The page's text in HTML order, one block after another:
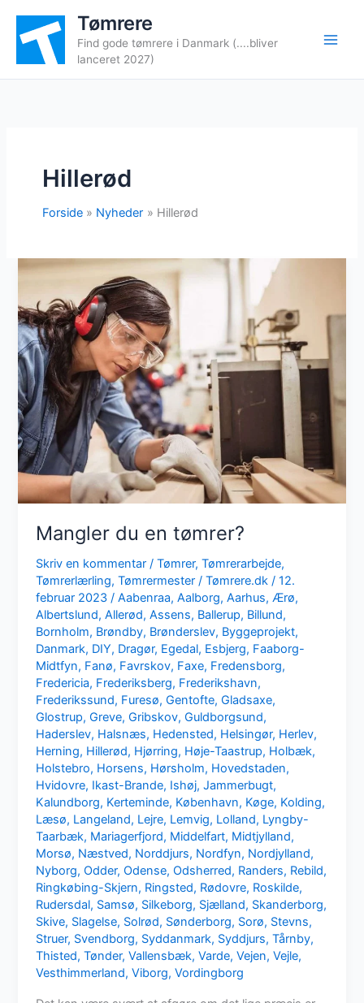
indholdet
Tømrere
Find gode tømrere i Danmark (....bliver
lanceret 2027)
Hillerød
Forside Nyheder Hillerød
Mangler du en tømrer?
Skriv en kommentar /Tømrer,Tømrerarbejde,
Tømrerlærling,Tømrermester /Tømrere.dk/12.
februar 2023/Aabenraa,Aalborg,Aarhus,Ærø,
Albertslund,Allerød,Assens, Ballerup, Billund,
Bornholm, Brøndby, Brønderslev, Byggeprojekt,
Danmark, DIY, Dragør, Egedal, Esbjerg, Faaborg-
Midtfyn, Fanø, Favrskov, Faxe, Fredensborg,
Fredericia, Frederiksberg, Frederikshavn,
Frederikssund, Furesø,Gentofte,Gladsaxe,
Glostrup,Greve,Gribskov,Guldborgsund,
Haderslev, Halsnæs, Hedensted, Helsingør, Herlev,
Herning, Hillerød, Hjørring, Høje-Taastrup, Holbæk,
Holstebro, Horsens, Hørsholm, Hovedstaden,
Hvidovre, Ikast-Brande, Ishøj,Jammerbugt,
Kalundborg, Kerteminde, København, Køge, Kolding,
Læsø, Langeland, Lejre, Lemvig, Lolland, Lyngby-
Taarbæk, Mariagerfjord, Middelfart, Midtjylland,
Morsø, Næstved, Norddjurs, Nordfyn, Nordjylland,
Nyborg,Odder,Odense,Odsherred, Randers, Rebild,
Ringkøbing-Skjern, Ringsted, Rødovre, Roskilde,
Rudersdal, Samsø, Silkeborg, Sjælland, Skanderborg,
Skive, Slagelse, Solrød, Sønderborg, Sorø, Stevns,
Struer, Svendborg, Syddanmark, Syddjurs,Tårnby,
Thisted,Tønder,Vallensbæk,Varde,Vejen,Vejle,
Vesthimmerland,Viborg,Vordingborg